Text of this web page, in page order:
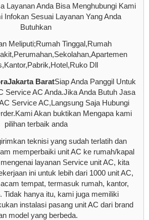
Layanan Anda Bisa Menghubungi Kami
Infokan Sesuai Layanan Yang Anda
Butuhkan
Meliputi;Rumah Tinggal,Rumah
Dll
BaratSiap Anda Panggil Untuk
Service AC Anda.Jika Anda Butuh Jasa
Service AC,Langsung Saja Hubungi
Akan buktikan Mengapa kami
pilihan terbaik anda
teknisi yang sudah terlatih dan
memperbaiki unit AC ke rumah/kapal
layanan Service unit AC, kita
ini untuk lebih dari 1000 unit AC,
tempat, termasuk rumah, kantor,
Tidak hanya itu, kami juga memiliki
instalasi pasang unit AC dari brand
model yang berbeda.